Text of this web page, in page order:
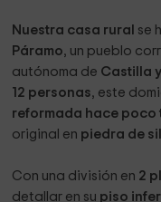
Nuestra casa rural se
Páramo, un pueblo
autónoma de Castilla
12 personas, este
reformada hace poco
original en piedra de
Con una división en 2
detallar en su piso